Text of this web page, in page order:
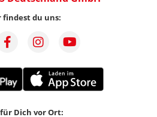
findest du uns:
Dich vor Ort: